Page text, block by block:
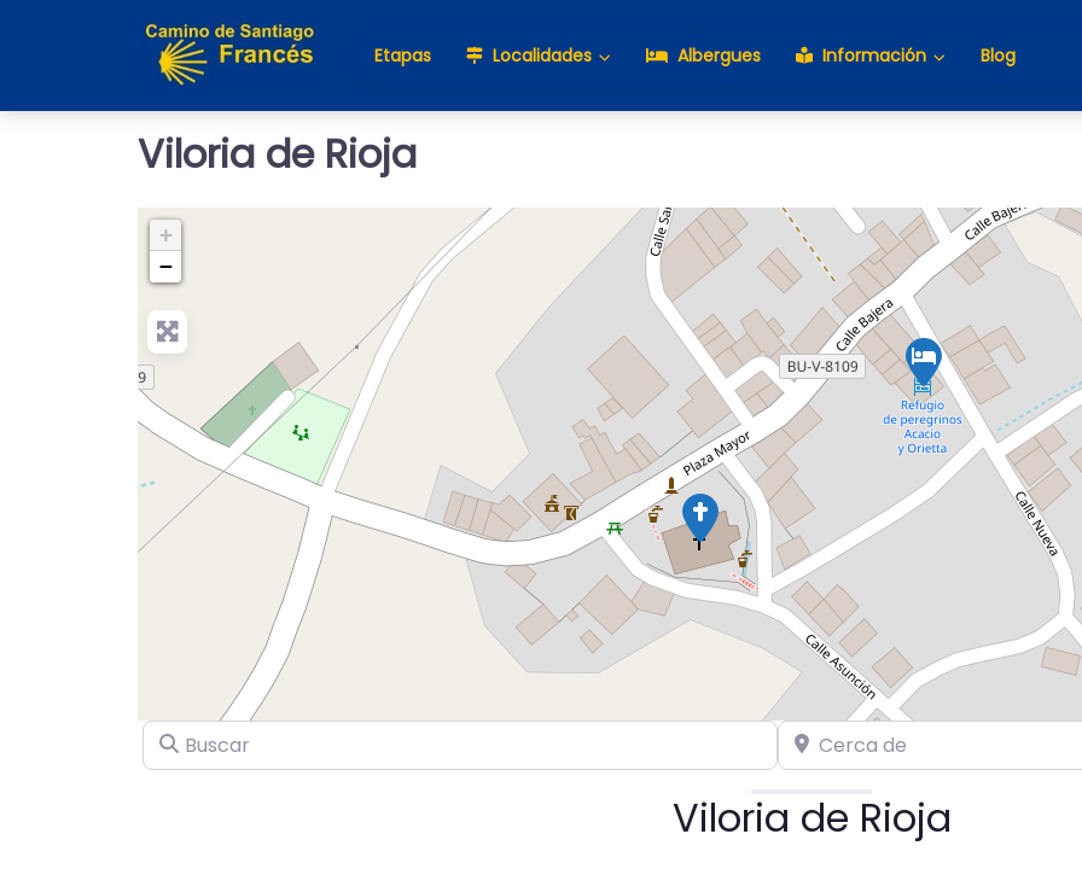
Etapas Localidades Albergues Información Blog
Viloria de Rioja
+
−
Buscar Cerca de
Viloria de Rioja